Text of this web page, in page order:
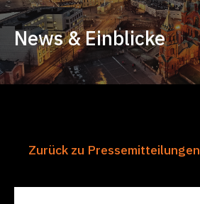
News & Einblicke
Zurück zu Pressemitteilungen